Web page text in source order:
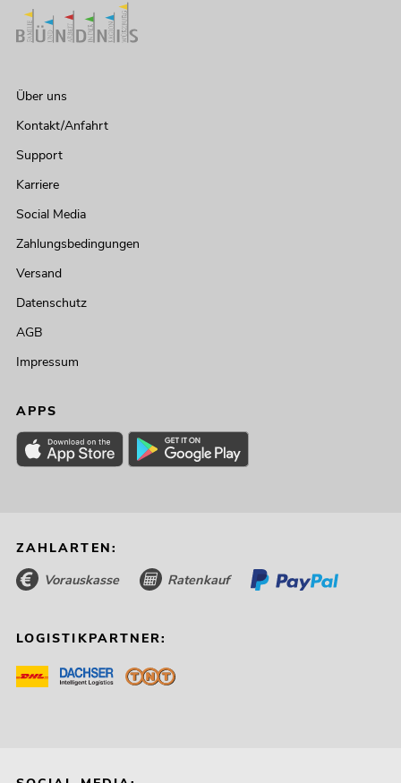
Über uns
Kontakt/Anfahrt
Support
Karriere
Social Media
Zahlungsbedingungen
Versand
Datenschutz
AGB
Impressum
APPS
ZAHLARTEN:
Vorauskasse Ratenkauf
LOGISTIKPARTNER: